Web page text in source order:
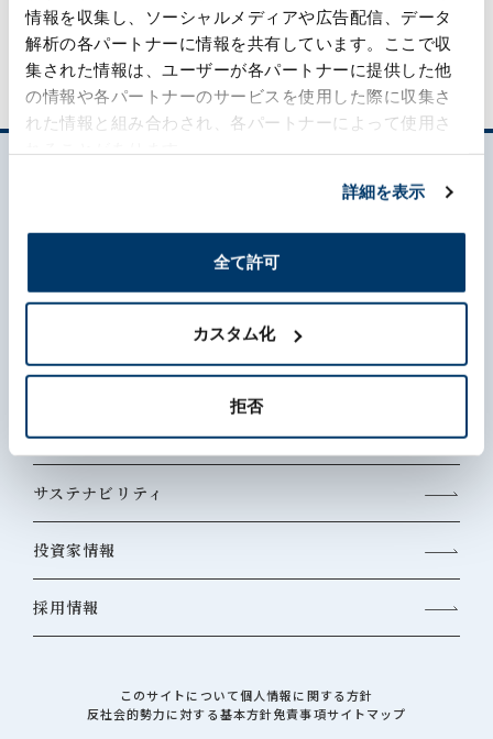
情報を収集し、ソーシャルメディアや広告配信、データ
解析の各パートナーに情報を共有しています。ここで収
集された情報は、ユーザーが各パートナーに提供した他
の情報や各パートナーのサービスを使用した際に収集さ
れた情報と組み合わされ、各パートナーによって使用さ
詳細を表示
全て許可
カスタム化
拒否
企業情報
事業内容
サステナビリティ
投資家情報
採用情報
このサイトについて個人情報に関する方針
反社会的勢力に対する基本方針免責事項サイトマップ